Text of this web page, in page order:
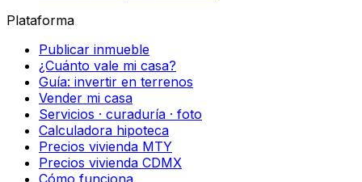
Plataforma
Publicar inmueble
¿Cuánto vale mi casa?
Guía: invertir en terrenos
Vender mi casa
Servicios · curaduría · foto
Calculadora hipoteca
Precios vivienda MTY
Precios vivienda CDMX
Cómo funciona